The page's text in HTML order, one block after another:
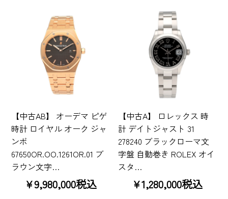
【中古AB】 オーデマ ピゲ
時計 ロイヤル オーク ジャ
ンボ
67650OR.OO.1261OR.01 ブ
ラウン文字…
¥9,980,000税込
【中古A】 ロレックス 時
計 デイトジャスト 31
278240 ブラックローマ文
字盤 自動巻き ROLEX オイ
スタ…
¥1,280,000税込